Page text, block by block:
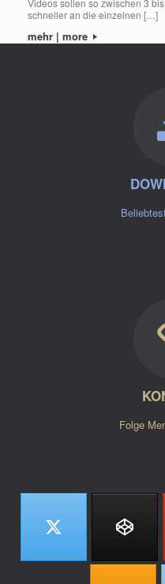
Videos sollen so zwischen 3
schneller an die einzelnen […]
mehr | more
Folge